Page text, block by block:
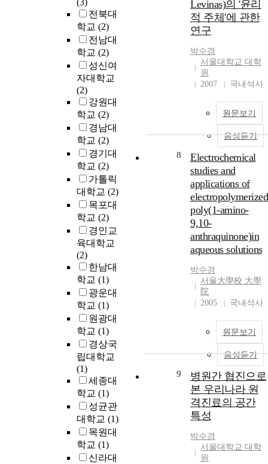
(3)
전북대
학교 (2)
전남대
학교 (2)
성신여
자대학교
(2)
강원대
학교 (2)
경남대
학교 (2)
경기대
학교 (2)
가톨릭
대학교 (2)
목포대
학교 (2)
경인교
육대학교
(2)
한남대
학교 (1)
광운대
학교 (1)
원광대
학교 (1)
경상국
립대학교
(1)
세종대
학교 (1)
성균관
대학교 (1)
목원대
학교 (1)
신라대
Levinas)의 '윤리
적 주체'에 관한
연구
박수경
서울대학교 대학
원
2007
국내석사
원문보기
음성듣기
8
Electrochemical
studies and
applications of
electropolymerized
poly(1-amino-
9,10-
anthraquinone)in
aqueous solutions
박수경
서울大學校 大學
院
2005
국내석사
원문보기
음성듣기
9
병원간 협진으로
본 우리나라 원
격진료의 공간
특성
박수경
서울대학교 대학
원